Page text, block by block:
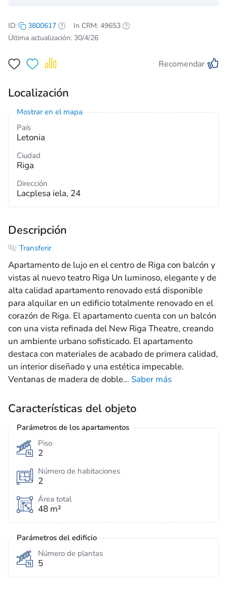
ID: 3800617
In CRM: 49653
Última actualización: 30/4/26
Recomendar
Localización
Mostrar en el mapa
País
Letonia
Ciudad
Riga
Dirección
Lacplesa iela, 24
Descripción
Transferir
Apartamento de lujo en el centro de Riga con balcón y
vistas al nuevo teatro Riga Un luminoso, elegante y de
alta calidad apartamento renovado está disponible
para alquilar en un edificio totalmente renovado en el
corazón de Riga. El apartamento cuenta con un balcón
con una vista refinada del New Riga Theatre, creando
un ambiente urbano sofisticado. El apartamento
destaca con materiales de acabado de primera calidad,
un interior diseñado y una estética impecable.
Ventanas de madera de doble… Saber más
Características del objeto
Parámetros de los apartamentos
Piso
2
Número de habitaciones
2
Área total
48 m²
Parámetros del edificio
Número de plantas
5